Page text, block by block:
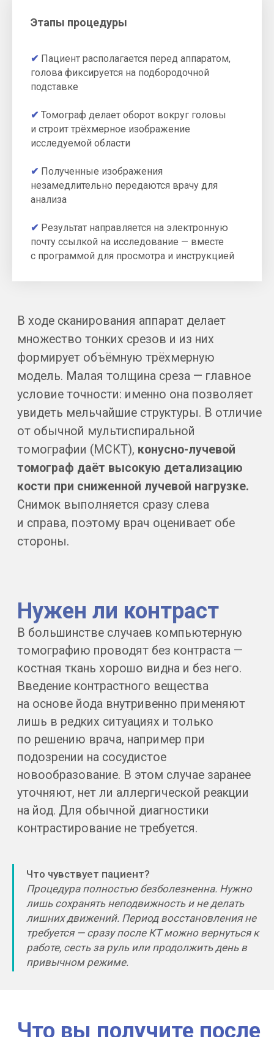
Этапы процедуры
✔ Пациент располагается перед аппаратом,
голова фиксируется на подбородочной
подставке
✔ Томограф делает оборот вокруг головы
и строит трёхмерное изображение
исследуемой области
✔ Полученные изображения
незамедлительно передаются врачу для
анализа
✔ Результат направляется на электронную
почту ссылкой на исследование — вместе
с программой для просмотра и инструкцией
Что чувствует пациент?
Процедура полностью безболезненна. Нужно
лишь сохранять неподвижность и не делать
лишних движений. Период восстановления не
требуется — сразу после КТ можно вернуться к
работе, сесть за руль или продолжить день в
привычном режиме.
Работаем круглосуточно
и в Сочи.
Профильная ЛОР-клиника
При необходимости вы сразу
попадёте к оториноларингологу.
Он расшифрует данные и назначит
в другом месте.
на электронную почту.
Заключение рентгенолога —
по желанию: 1 800 ₽ за 24 часа
или 3 000 ₽ срочно за 3 часа.
Почему КТ стоит
делать в нашем
центре
Височная кость — одна из самых сложных
зависит от томографа и опыта врача.Вот
что отличает наш центр:
Доза в 10−15 раз ниже
Низкодозовый протокол
процедура переносится легко
по показаниям.
Обе стороны за одно
исследование
Снимок 3D выполняется слева
и справа. Врач оценивает здоровую
изображении — это точнее при
Томограф экспертного
класса
Конусно-лучевой аппарат
На снимке видны улитка,
полукружные каналы и костная
капсула — детали, недоступные
обычному КТ.